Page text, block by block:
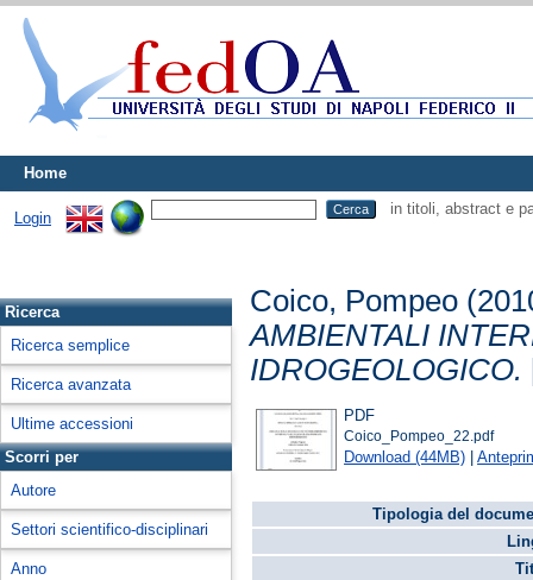
Home
Login
in titoli, abstract e
Ricerca
Ricerca semplice
Ricerca avanzata
Ultime accessioni
Scorri per
Autore
Settori scientifico-disciplinari
Anno
Coico, Pompeo
AMBIENTALI
IDROGEOLOGICO.
PDF
Coico_Pompeo_22.pdf
Download (44MB) |
Tipologia del